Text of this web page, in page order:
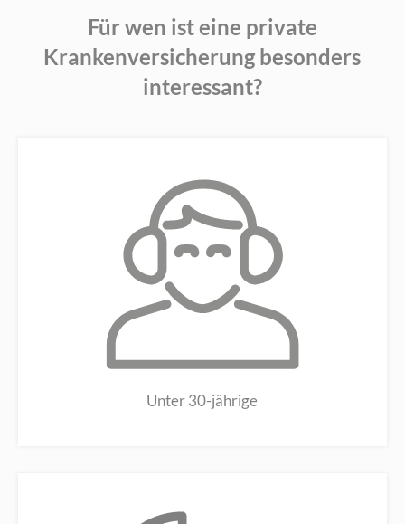
Für wen ist eine private
Krankenversicherung besonders
interessant?
Unter 30-jährige